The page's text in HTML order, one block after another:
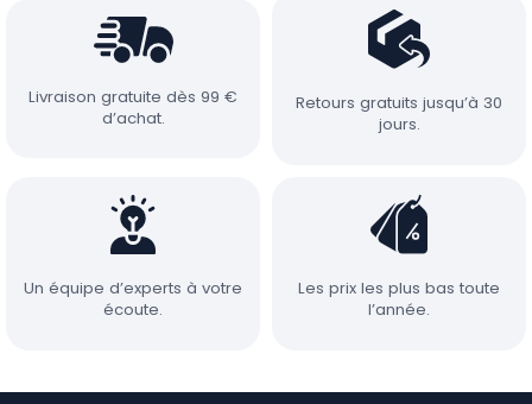
Livraison gratuite dès 99 €
d’achat.
Retours gratuits jusqu’à 30
jours.
Un équipe d’experts à votre
écoute.
Les prix les plus bas toute
l’année.